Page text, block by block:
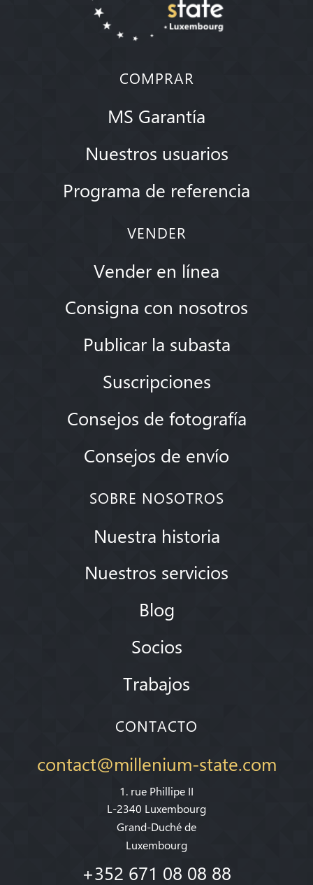
COMPRAR
MS Garantía
Nuestros usuarios
Programa de referencia
VENDER
Vender en línea
Consigna con nosotros
Publicar la subasta
Suscripciones
Consejos de fotografía
Consejos de envío
SOBRE NOSOTROS
Nuestra historia
Nuestros servicios
Blog
Socios
Trabajos
CONTACTO
contact@millenium-state.com
1. rue Phillipe II
L-2340 Luxembourg
Grand-Duché de
Luxembourg
+352 671 08 08 88